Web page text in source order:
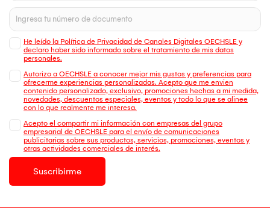
He leído la Política de Privacidad de Canales Digitales OECHSLE y
declaro haber sido informado sobre el tratamiento de mis datos
personales.
Autorizo a OECHSLE a conocer mejor mis gustos y preferencias para
ofrecerme experiencias personalizadas. Acepto que me envien
contenido personalizado, exclusivo, promociones hechas a mi medida,
novedades, descuentos especiales, eventos y todo lo que se alinee
con lo que realmente me interesa.
Acepto el compartir mi información con empresas del grupo
empresarial de OECHSLE para el envío de comunicaciones
publicitarias sobre sus productos, servicios, promociones, eventos y
otras actividades comerciales de interés.
Suscribirme